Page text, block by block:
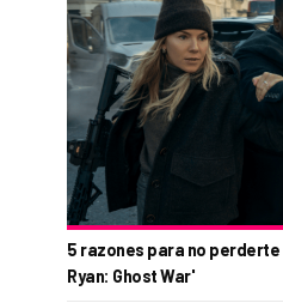
5 razones para no perderte
Ryan: Ghost War'